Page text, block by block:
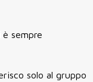
sempre
solo al gruppo